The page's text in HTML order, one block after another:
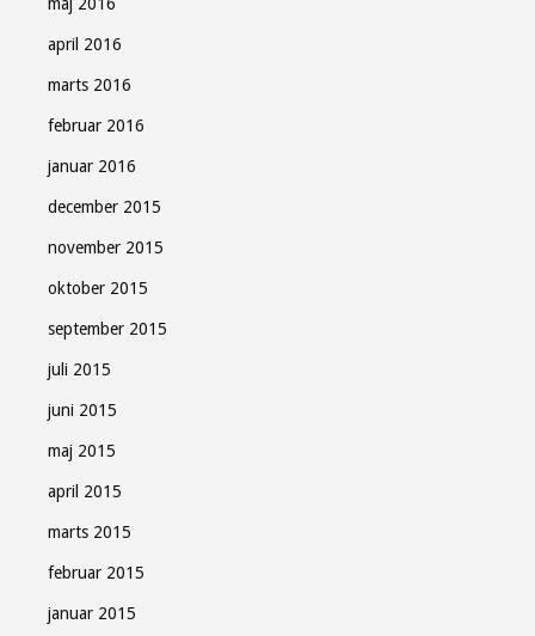
april 2016
marts 2016
februar 2016
januar 2016
december 2015
november 2015
oktober 2015
september 2015
juli 2015
juni 2015
maj 2015
april 2015
marts 2015
februar 2015
januar 2015